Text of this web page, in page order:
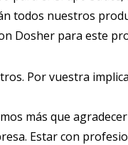
todos nuestros
Dosher para este
Por vuestra
más que
Estar con